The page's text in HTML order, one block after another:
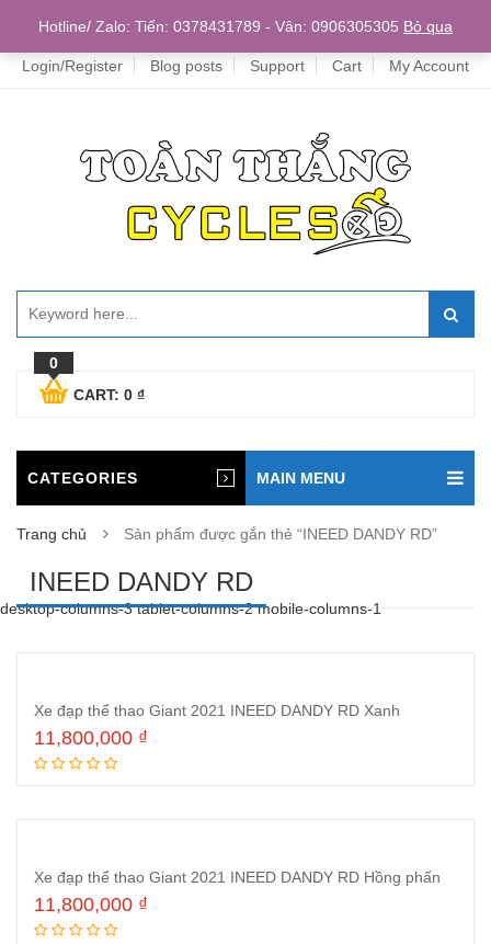
Home
Login/Register Blog posts Support Cart My Account
0
CART: 0 ₫
CATEGORIES MAIN MENU
Trang chủ Sản phẩm được gắn thẻ “INEED DANDY RD”
INEED DANDY RD
desktop-columns-3 tablet-columns-2 mobile-columns-1
Xe đạp thể thao Giant 2021 INEED DANDY RD Xanh
11,800,000 ₫
Xe đạp thể thao Giant 2021 INEED DANDY RD Hồng phấn
11,800,000 ₫
Hotline/ Zalo: Tiến: 0378431789 - Vân: 0906305305 Bỏ qua